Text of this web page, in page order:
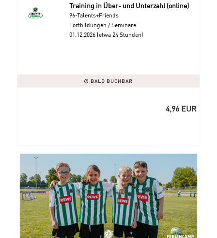
Training in Über- und Unterzahl (online)
96-Talents+Friends
Fortbildungen / Seminare
01.12.2026 (etwa 24 Stunden)
BALD BUCHBAR
4,96 EUR